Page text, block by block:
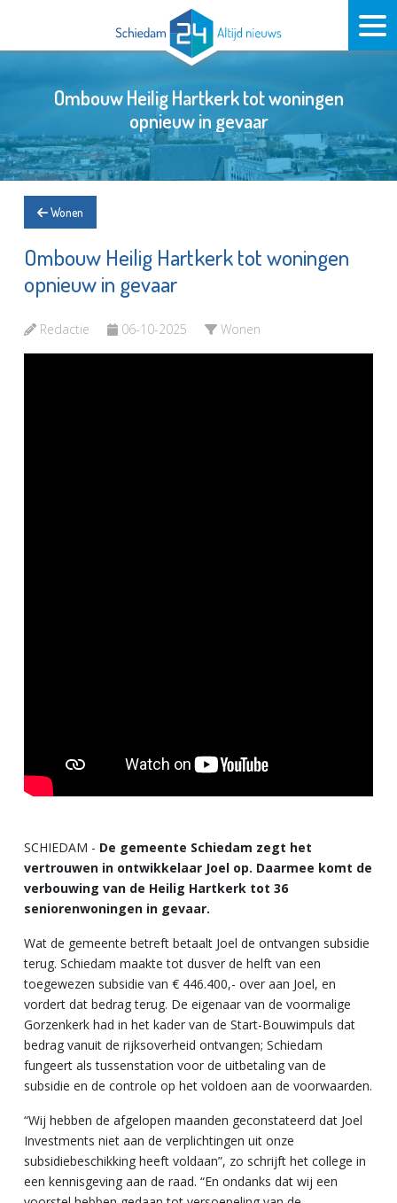
Ombouw Heilig Hartkerk tot woningen
opnieuw in gevaar
Wonen
Ombouw Heilig Hartkerk tot woningen
opnieuw in gevaar
Redactie 06-10-2025 Wonen
SCHIEDAM - De gemeente Schiedam zegt het
vertrouwen in ontwikkelaar Joel op. Daarmee komt de
verbouwing van de Heilig Hartkerk tot 36
seniorenwoningen in gevaar.
Wat de gemeente betreft betaalt Joel de ontvangen subsidie
terug. Schiedam maakte tot dusver de helft van een
toegewezen subsidie van € 446.400,- over aan Joel, en
vordert dat bedrag terug. De eigenaar van de voormalige
Gorzenkerk had in het kader van de Start-Bouwimpuls dat
bedrag vanuit de rijksoverheid ontvangen; Schiedam
fungeert als tussenstation voor de uitbetaling van de
subsidie en de controle op het voldoen aan de voorwaarden.
“Wij hebben de afgelopen maanden geconstateerd dat Joel
Investments niet aan de verplichtingen uit onze
subsidiebeschikking heeft voldaan”, zo schrijft het college in
een kennisgeving aan de raad. “En ondanks dat wij een